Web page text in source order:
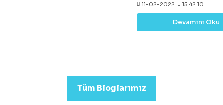
drone, DJI tarafından
diğer markalar tarafından
değerli rakipler de vardır.
drone almak mümkündür.
Drone Fiyatları oldukça
Devamını Oku
11-02-2022 15:42:10
Tüm Bloglarımız